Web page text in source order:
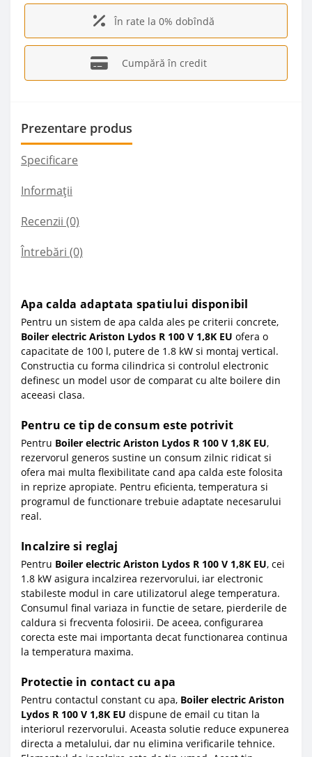
În rate la 0% dobîndă
Cumpără în credit
Prezentare produs
Specificare
Informații
Recenzii (0)
Întrebări (0)
Apa calda adaptata spatiului disponibil
Pentru un sistem de apa calda ales pe criterii concrete,
Boiler electric Ariston Lydos R 100 V 1,8K EU ofera o
capacitate de 100 l, putere de 1.8 kW si montaj vertical.
Constructia cu forma cilindrica si controlul electronic
definesc un model usor de comparat cu alte boilere din
aceeasi clasa.
Pentru ce tip de consum este potrivit
Pentru Boiler electric Ariston Lydos R 100 V 1,8K EU,
rezervorul generos sustine un consum zilnic ridicat si
ofera mai multa flexibilitate cand apa calda este folosita
in reprize apropiate. Pentru eficienta, temperatura si
programul de functionare trebuie adaptate necesarului
real.
Incalzire si reglaj
Pentru Boiler electric Ariston Lydos R 100 V 1,8K EU, cei
1.8 kW asigura incalzirea rezervorului, iar electronic
stabileste modul in care utilizatorul alege temperatura.
Consumul final variaza in functie de setare, pierderile de
caldura si frecventa folosirii. De aceea, configurarea
corecta este mai importanta decat functionarea continua
la temperatura maxima.
Protectie in contact cu apa
Pentru contactul constant cu apa, Boiler electric Ariston
Lydos R 100 V 1,8K EU dispune de email cu titan la
interiorul rezervorului. Aceasta solutie reduce expunerea
directa a metalului, dar nu elimina verificarile tehnice.